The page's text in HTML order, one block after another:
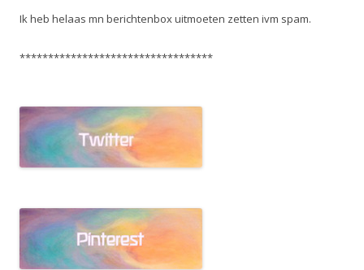
Ik heb helaas mn berichtenbox uitmoeten zetten ivm spam.
**********************************